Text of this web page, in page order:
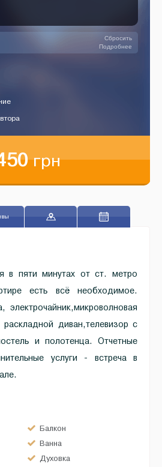
Сбросить
Подробнее
грн
в пяти минутах от ст. метро
есть всё необходимое.
электрочайник,микроволновая
раскладной диван,телевизор с
и полотенца. Отчетные
услуги - встреча в
Балкон
Ванна
Духовка